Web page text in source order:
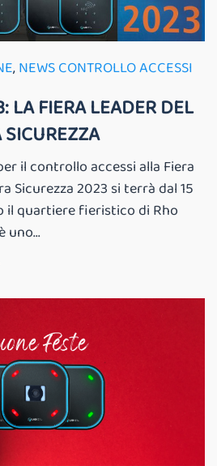
,NEWS CONTROLLO ACCESSI
LA FIERA LEADER DEL
il controllo accessi alla Fiera
Sicurezza 2023 si terrà dal 15
il quartiere fieristico di Rho
uno...